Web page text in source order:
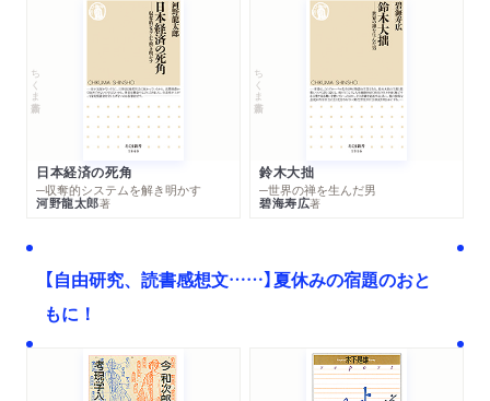
ちくま新書
日本経済の死角
─収奪的システムを解き明かす
河野龍太郎著
ちくま新書
鈴木大拙
─世界の禅を生んだ男
碧海寿広著
【自由研究、読書感想文……】夏休みの宿題のおと
もに！